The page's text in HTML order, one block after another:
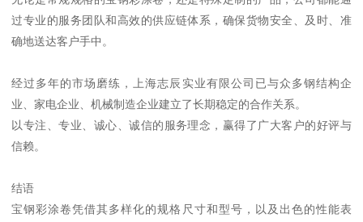
过专业的服务团队和高效的供应链体系，确保货物安全、及时、准
确地送达客户手中。
经过多年的市场磨练，上海志辰实业有限公司已与众多钢结构企
业、家电企业、机械制造企业建立了长期稳定的合作关系。
以专注、专业、诚心、诚信的服务理念，赢得了广大客户的好评与
信赖。
结语
宝钢彩涂卷凭借其多样化的规格尺寸和型号，以及出色的性能表